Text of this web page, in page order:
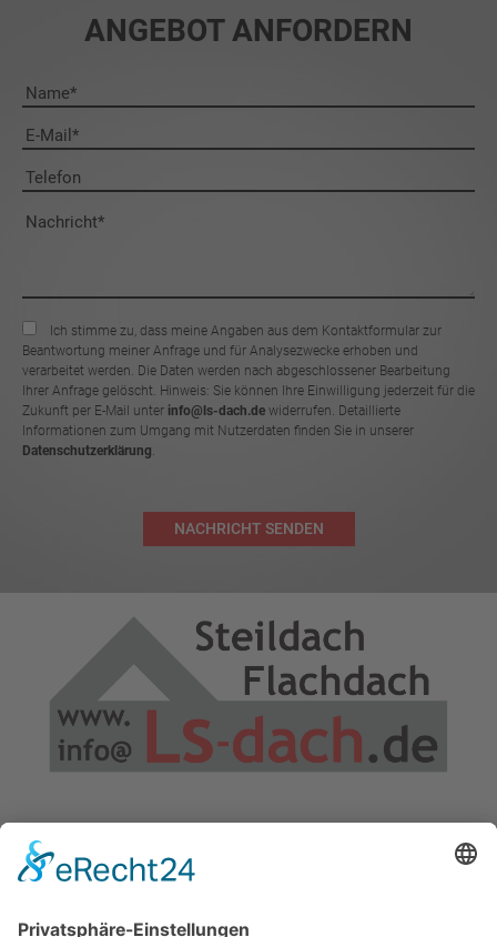
ANGEBOT ANFORDERN
Ich stimme zu, dass meine Angaben aus dem Kontaktformular zur
Beantwortung meiner Anfrage und für Analysezwecke erhoben und
verarbeitet werden. Die Daten werden nach abgeschlossener Bearbeitung
Ihrer Anfrage gelöscht. Hinweis: Sie können Ihre Einwilligung jederzeit für die
Zukunft per E-Mail unter info@ls-dach.de widerrufen. Detaillierte
Informationen zum Umgang mit Nutzerdaten finden Sie in unserer
Datenschutzerklärung.
NACHRICHT SENDEN
Kornhalde 18, 89195 Staig